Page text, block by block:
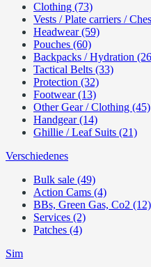
Clothing (73)
Vests / Plate carriers /
Headwear (59)
Pouches (60)
Backpacks / Hydration
Tactical Belts (33)
Protection (32)
Footwear (13)
Other Gear / Clothing (45)
Handgear (14)
Ghillie / Leaf Suits (21)
Verschiedenes
Bulk sale (49)
Action Cams (4)
BBs, Green Gas, Co2 (12)
Services (2)
Patches (4)
Sim